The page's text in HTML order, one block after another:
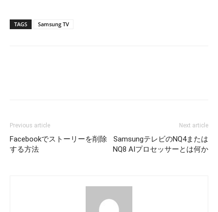
TAGS Samsung TV
Previous article
Facebookでストーリーを削除
する方法
Next article
SamsungテレビのNQ4または
NQ8 AIプロセッサーとは何か